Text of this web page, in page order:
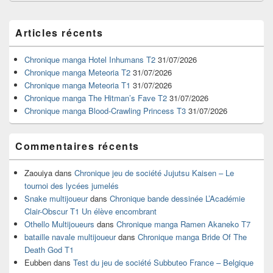
principale
de
widget
pour
barre
latérale
Articles récents
Chronique manga Hotel Inhumans T2 31/07/2026
Chronique manga Meteoria T2 31/07/2026
Chronique manga Meteoria T1 31/07/2026
Chronique manga The Hitman’s Fave T2 31/07/2026
Chronique manga Blood-Crawling Princess T3 31/07/2026
Commentaires récents
Zaouiya dans Chronique jeu de société Jujutsu Kaisen – Le
tournoi des lycées jumelés
Snake multijoueurdans Chronique bande dessinée L’Académie
Clair-Obscur T1 Un élève encombrant
Othello Multijoueurs dans Chronique manga Ramen Akaneko T7
bataille navale multijoueurdans Chronique manga Bride Of The
Death God T1
Eubben dans Test du jeu de société Subbuteo France – Belgique